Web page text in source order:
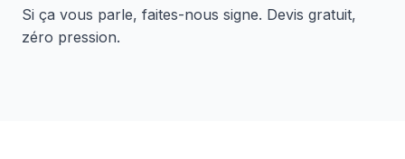
Si ça vous parle, faites-nous signe. Devis gratuit,
zéro pression.